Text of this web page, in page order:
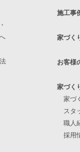
施工事
家づく
お客様
家づく
家づ
スタ
職人
採用